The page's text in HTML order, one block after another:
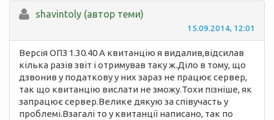
shavintoly (автор теми)
15.09.2014, 12:01
Версія ОПЗ 1.30.40 А квитанцію я видалив,відсилав
кілька разів звіт і отримував таку ж.Діло в тому, що
дзвонив у податкову у них зараз не працює сервер,
так що квитанцію вислати не зможу.Тохи пізніше, як
запрацює сервер.Велике дякую за співучасть у
проблемі.Взагалі то у квитанції написано, так по